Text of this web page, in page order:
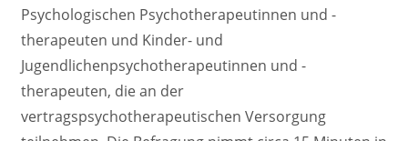
Psychologischen Psychotherapeutinnen und -
therapeuten und Kinder- und
Jugendlichenpsychotherapeutinnen und -
therapeuten, die an der
vertragspsychotherapeutischen Versorgung